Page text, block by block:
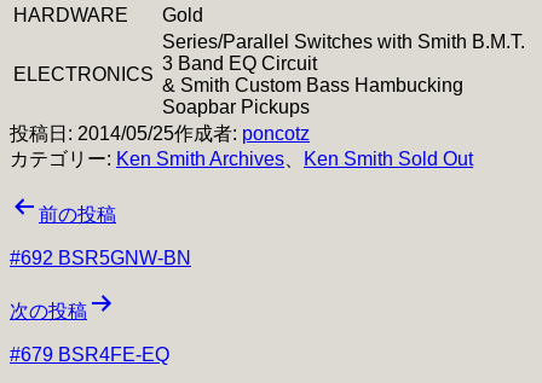
HARDWARE
Gold
ELECTRONICS
Series/Parallel Switches with Smith B.M.T.
3 Band EQ Circuit
& Smith Custom Bass Hambucking
Soapbar Pickups
投稿日: 2014/05/25作成者: poncotz
カテゴリー: Ken Smith Archives Ken Smith Sold Out
投
稿
ビ
ゲ
前の投稿
#692 BSR5GNW-BN
次の投稿
#679 BSR4FE-EQ